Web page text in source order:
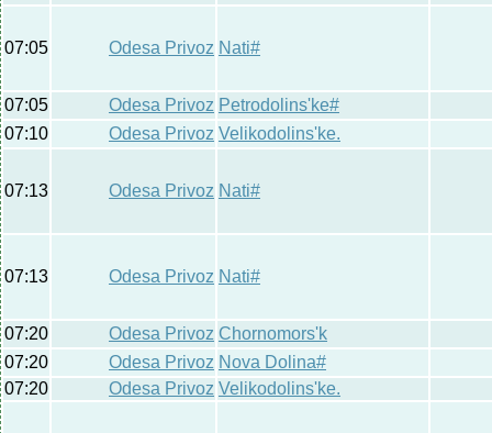
07:05 Odesa Privoz Nati#
07:05 Odesa Privoz Petrodolins'ke#
07:10
Odesa Privoz Velikodolins'ke.
07:13 Odesa Privoz Nati#
07:13 Odesa Privoz Nati#
07:20 Odesa Privoz Chornomors'k
07:20
Odesa Privoz Nova Dolina#
07:20
Odesa Privoz Velikodolins'ke.